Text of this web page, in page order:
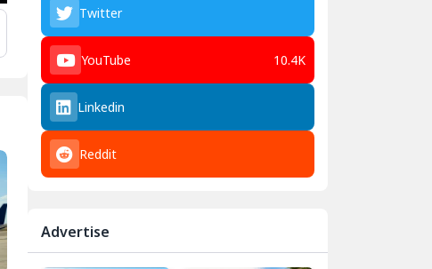
Twitter
YouTube 10.4K
Linkedin
Reddit
Advertise